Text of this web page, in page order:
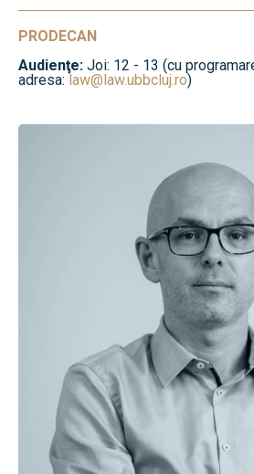
PRODECAN
Audienţe: Joi: 12 - 13 (cu
adresa:law@law.ubbcluj.ro)